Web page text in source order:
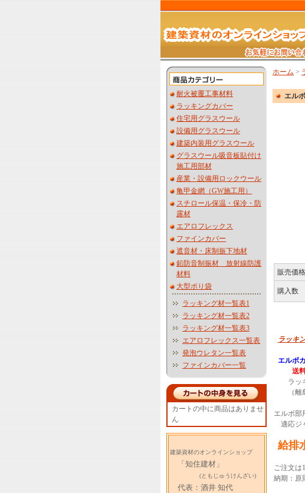
耐火被覆工事材料
ラッキングカバー
住宅用グラスウール
設備用グラスウール
建築内装用グラスウール
グラスウール吸音板貼付け
施工用部材
産業・設備用ロックウール
亀甲金網（GW施工用）
スチロール保温・保冷・防
露材
エアロフレックス
ファインカバー
遮音材・床制振下地材
鉛防音制振材 放射線防護
材料
大型ポり袋
ラッキング材一覧表1
ラッキング材一覧表2
ラッキング材一覧表3
エアロフレックス一覧表
発泡ウレタン一覧表
ファインカバー一覧
カートの中に商品はありませ
ん
建築資材のオンラインショップ
「知住建材」
(ともじゅうけんざい)
代表：酒井 知代
ホーム >
エル
販売価格
購入数
ラッキ
エルボ
送
ラッキ
（離島
エルボ部
適応ジ
給排
ご注文は
納期：原